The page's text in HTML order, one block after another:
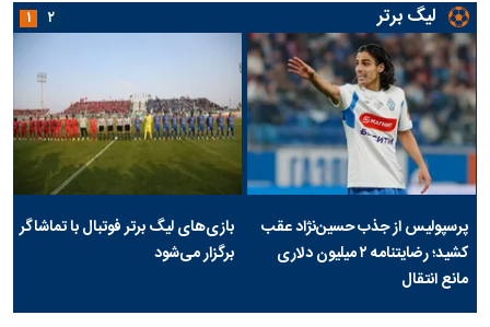
لیگ برتر
پرسپولیس از جذب حسین‌نژاد عقب
کشید؛ رضایتنامه ۲ میلیون دلاری
مانع انتقال
بازی‌های لیگ برتر فوتبال با تماشاگر
برگزار می‌شود
۱ ۲